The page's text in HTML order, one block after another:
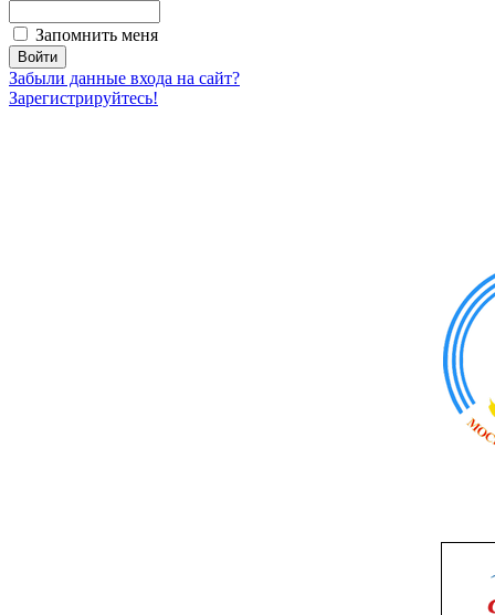
Запомнить меня
Забыли данные входа на сайт?
Зарегистрируйтесь!